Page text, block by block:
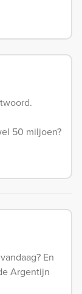
50 miljoen?
En
Argentijn